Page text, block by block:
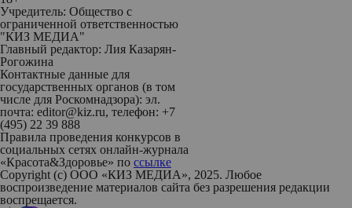
Учредитель: Общество с
ограниченной ответственностью
"КИЗ МЕДИА"
Главный редактор: Лия Казарян-
Рогожина
Контактные данные для
государственных органов (в том
числе для Роскомнадзора): эл.
почта: editor@kiz.ru, телефон: +7
(495) 22 39 888
Правила проведения конкурсов в
социальных сетях онлайн-журнала
«Красота&Здоровье» по ссылке
Copyright (с) ООО «КИЗ МЕДИА», 2025. Любое
воспроизведение материалов сайта без разрешения редакции
воспрещается.